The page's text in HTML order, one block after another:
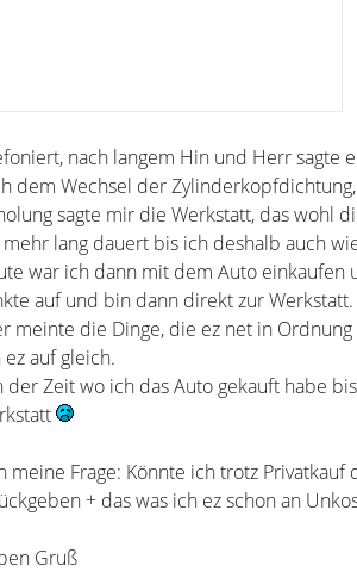
nach langem Hin und Herr sagte
dem Wechsel der
sagte mir die Werkstatt, das wohl
lang dauert bis ich deshalb auch
war ich dann mit dem Auto
auf und bin dann direkt zur
meinte die Dinge, die ez net in
ez auf gleich.
der Zeit wo ich das Auto gekauft habe
meine Frage: Könnte ich trotz
+ das was ich ez schon an
Gruß